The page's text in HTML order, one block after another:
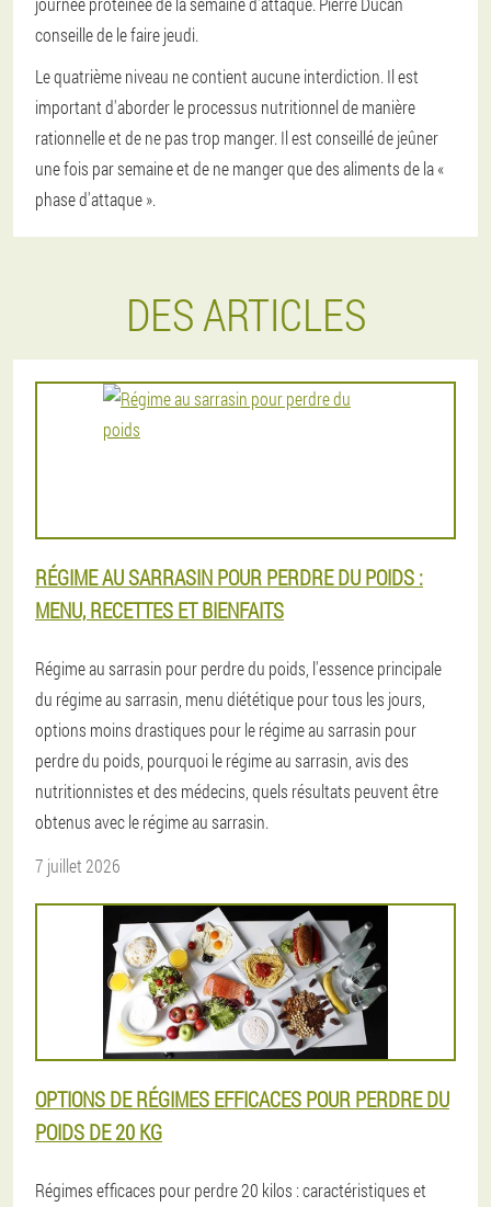
conseille de le faire jeudi.
Le quatrième niveau ne contient aucune interdiction. Il est
important d'aborder le processus nutritionnel de manière
rationnelle et de ne pas trop manger. Il est conseillé de jeûner
une fois par semaine et de ne manger que des aliments de la «
phase d'attaque ».
DES ARTICLES
RÉGIME AU SARRASIN POUR PERDRE DU POIDS :
MENU, RECETTES ET BIENFAITS
Régime au sarrasin pour perdre du poids, l'essence principale
du régime au sarrasin, menu diététique pour tous les jours,
options moins drastiques pour le régime au sarrasin pour
perdre du poids, pourquoi le régime au sarrasin, avis des
nutritionnistes et des médecins, quels résultats peuvent être
obtenus avec le régime au sarrasin.
7 juillet 2026
OPTIONS DE RÉGIMES EFFICACES POUR PERDRE DU
POIDS DE 20 KG
Régimes efficaces pour perdre 20 kilos : caractéristiques et